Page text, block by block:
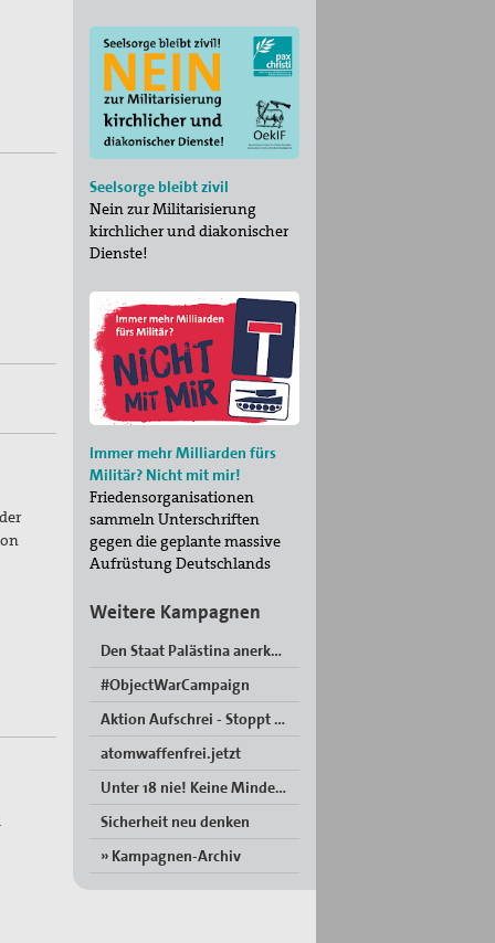
Seelsorge bleibt zivil
Nein zur Militarisierung
kirchlicher und diakonischer
Dienste!
Immer mehr Milliarden fürs
Militär? Nicht mit mir!
Friedensorganisationen
sammeln Unterschriften
gegen die geplante massive
Aufrüstung Deutschlands
Weitere Kampagnen
Den Staat Palästina anerkennen!
#ObjectWarCampaign
Aktion Aufschrei - Stoppt den Waffenhandel!
atomwaffenfrei.jetzt
Unter 18 nie! Keine Minderjährigen in der Bundeswehr“
Sicherheit neu denken
» Kampagnen-Archiv